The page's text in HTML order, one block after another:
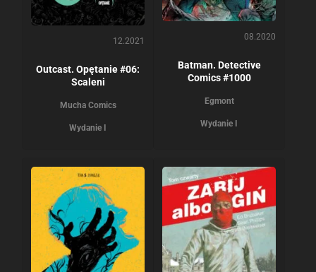
12.2021
Outcast. Opętanie #06:
Scaleni
Mucha Comics
Wydanie I
08.2020
Batman. Detective
Comics #1000
Egmont
Wydanie I